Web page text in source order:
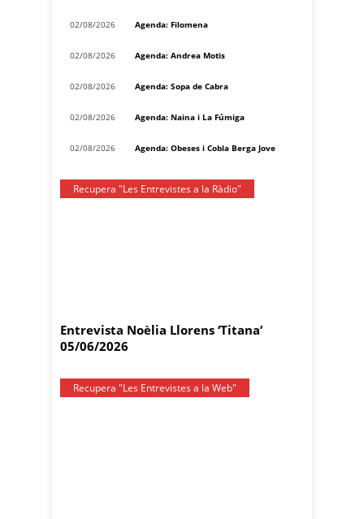
02/08/2026 Agenda: Filomena
02/08/2026 Agenda: Andrea Motis
02/08/2026 Agenda: Sopa de Cabra
02/08/2026 Agenda: Naina i La Fúmiga
02/08/2026 Agenda: Obeses i Cobla Berga Jove
Recupera "Les Entrevistes a la Ràdio"
Entrevista Noèlia Llorens ‘Titana’
05/06/2026
Recupera "Les Entrevistes a la Web"